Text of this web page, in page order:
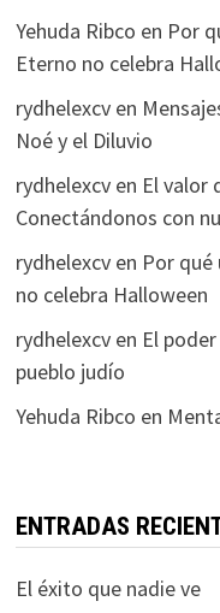
Yehuda Ribco en Por
Eterno no celebra
rydhelexcven
Noé y el Diluvio
rydhelexcven El valor
Conectándonos con
rydhelexcven Por
no celebra Halloween
rydhelexcven El
pueblo judío
Yehuda Ribco en
ENTRADAS
El éxito que nadie ve